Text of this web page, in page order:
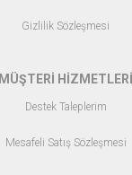
Gizlilik Sözleşmesi
MÜŞTERİ HİZMETLERİ
Destek Taleplerim
Mesafeli Satış Sözleşmesi